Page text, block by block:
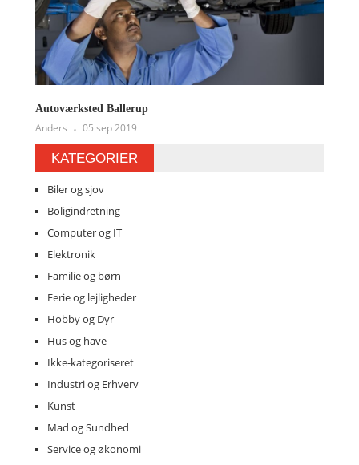
Autoværksted Ballerup
Anders 05 sep 2019
KATEGORIER
Biler og sjov
Boligindretning
Computer og IT
Elektronik
Familie og børn
Ferie og lejligheder
Hobby og Dyr
Hus og have
Ikke-kategoriseret
Industri og Erhverv
Kunst
Mad og Sundhed
Service og økonomi